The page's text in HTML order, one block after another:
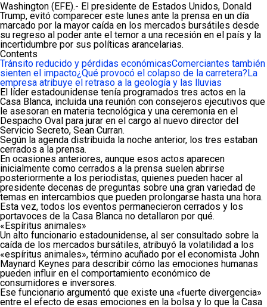
Washington (EFE).- El presidente de Estados Unidos, Donald
Trump, evitó comparecer este lunes ante la prensa en un día
marcado por la mayor caída en los mercados bursátiles desde
su regreso al poder ante el temor a una recesión en el país y la
incertidumbre por sus políticas arancelarias.
Contents
Tránsito reducido y pérdidas económicasComerciantes también
sienten el impacto¿Qué provocó el colapso de la carretera? La
empresa atribuye el retraso a la geología y las lluvias
El líder estadounidense tenía programados tres actos en la
Casa Blanca, incluida una reunión con consejeros ejecutivos que
le asesoran en materia tecnológica y una ceremonia en el
Despacho Oval para jurar en el cargo al nuevo director del
Servicio Secreto, Sean Curran.
Según la agenda distribuida la noche anterior, los tres estaban
cerrados a la prensa.
En ocasiones anteriores, aunque esos actos aparecen
inicialmente como cerrados a la prensa suelen abrirse
posteriormente a los periodistas, quienes pueden hacer al
presidente decenas de preguntas sobre una gran variedad de
temas en intercambios que pueden prolongarse hasta una hora.
Esta vez, todos los eventos permanecieron cerrados y los
portavoces de la Casa Blanca no detallaron por qué.
«Espíritus animales»
Un alto funcionario estadounidense, al ser consultado sobre la
caída de los mercados bursátiles, atribuyó la volatilidad a los
«espíritus animales», término acuñado por el economista John
Maynard Keynes para describir cómo las emociones humanas
pueden influir en el comportamiento económico de
consumidores e inversores.
Ese funcionario argumentó que existe una «fuerte divergencia»
entre el efecto de esas emociones en la bolsa y lo que la Casa